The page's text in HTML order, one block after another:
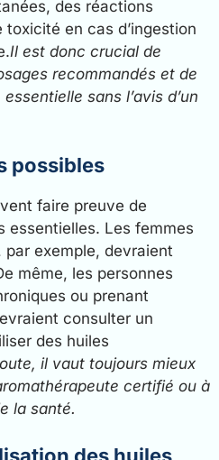
des réactions
en cas d’ingestion
Il est donc crucial de
recommandés et de
sans l’avis d’un
possibles
faire preuve de
essentielles. Les femmes
exemple, devraient
même, les personnes
ou prenant
consulter un
des huiles
il vaut toujours mieux
certifié ou à
la santé.
des huiles